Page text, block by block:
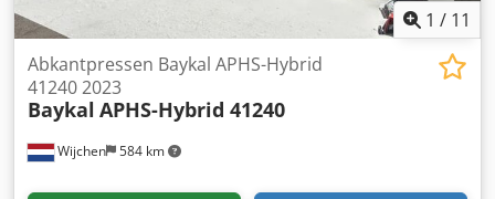
1 / 11
Wijchen 584 km
Abkantpressen Baykal APHS-Hybrid
41240 2023
Baykal APHS-Hybrid 41240